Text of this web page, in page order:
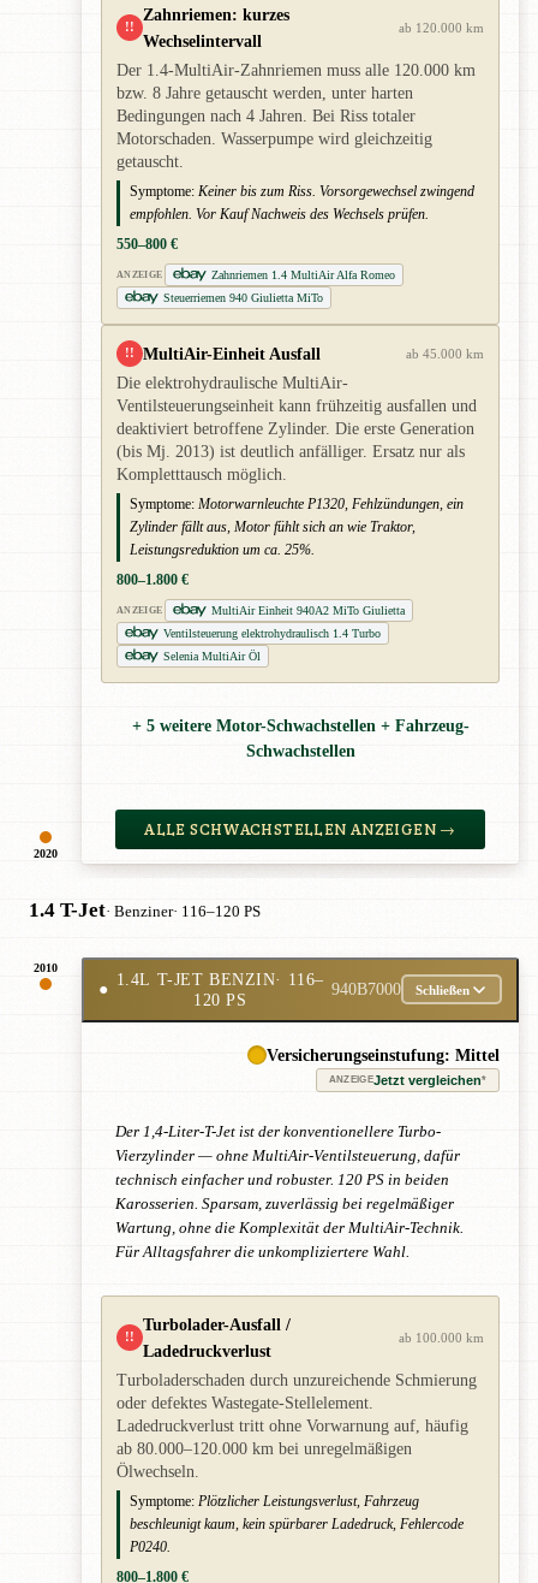
2020
!!
Zahnriemen: kurzes
Wechselintervall
ab 120.000 km
Der 1.4-MultiAir-Zahnriemen muss alle 120.000 km
bzw. 8 Jahre getauscht werden, unter harten
Bedingungen nach 4 Jahren. Bei Riss totaler
Motorschaden. Wasserpumpe wird gleichzeitig
getauscht.
Symptome: Keiner bis zum Riss. Vorsorgewechsel zwingend
empfohlen. Vor Kauf Nachweis des Wechsels prüfen.
550–800 €
ANZEIGE
Zahnriemen 1.4 MultiAir Alfa Romeo
Steuerriemen 940 Giulietta MiTo
!! MultiAir-Einheit Ausfall ab 45.000 km
Die elektrohydraulische MultiAir-
Ventilsteuerungseinheit kann frühzeitig ausfallen und
deaktiviert betroffene Zylinder. Die erste Generation
(bis Mj. 2013) ist deutlich anfälliger. Ersatz nur als
Kompletttausch möglich.
Symptome: Motorwarnleuchte P1320, Fehlzündungen, ein
Zylinder fällt aus, Motor fühlt sich an wie Traktor,
Leistungsreduktion um ca. 25%.
800–1.800 €
ANZEIGE
MultiAir Einheit 940A2 MiTo Giulietta
Ventilsteuerung elektrohydraulisch 1.4 Turbo
Selenia MultiAir Öl
+ 5 weitere Motor-Schwachstellen + Fahrzeug-
Schwachstellen
ALLE SCHWACHSTELLEN ANZEIGEN →
1.4 T-Jet· Benziner· 116–120 PS
2010
●
1.4L T-JET BENZIN· 116–
120 PS
940B7000 Schließen
Versicherungseinstufung: Mittel
ANZEIGEJetzt vergleichen*
Der 1,4-Liter-T-Jet ist der konventionellere Turbo-
Vierzylinder — ohne MultiAir-Ventilsteuerung, dafür
technisch einfacher und robuster. 120 PS in beiden
Karosserien. Sparsam, zuverlässig bei regelmäßiger
Wartung, ohne die Komplexität der MultiAir-Technik.
Für Alltagsfahrer die unkompliziertere Wahl.
!!
Turbolader-Ausfall /
Ladedruckverlust
ab 100.000 km
Turboladerschaden durch unzureichende Schmierung
oder defektes Wastegate-Stellelement.
Ladedruckverlust tritt ohne Vorwarnung auf, häufig
ab 80.000–120.000 km bei unregelmäßigen
Ölwechseln.
Symptome: Plötzlicher Leistungsverlust, Fahrzeug
beschleunigt kaum, kein spürbarer Ladedruck, Fehlercode
P0240.
800–1.800 €